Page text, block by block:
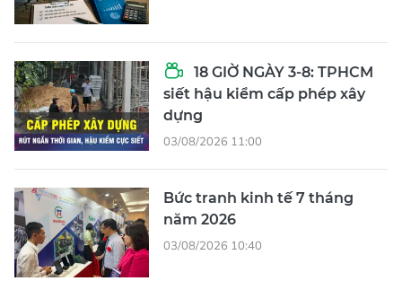
18 GIỜ NGÀY 3-8: TPHCM
siết hậu kiểm cấp phép xây
dựng
03/08/2026 11:00
Bức tranh kinh tế 7 tháng
năm 2026
03/08/2026 10:40